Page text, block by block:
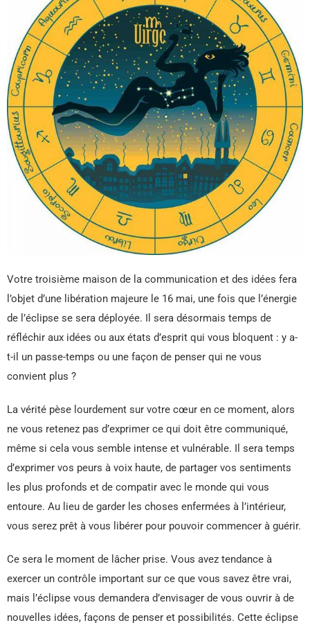
Votre troisième maison de la communication et des idées fera
l’objet d’une libération majeure le 16 mai, une fois que l’énergie
de l’éclipse se sera déployée. Il sera désormais temps de
réfléchir aux idées ou aux états d’esprit qui vous bloquent : y a-
t-il un passe-temps ou une façon de penser qui ne vous
convient plus ?
La vérité pèse lourdement sur votre cœur en ce moment, alors
ne vous retenez pas d’exprimer ce qui doit être communiqué,
même si cela vous semble intense et vulnérable. Il sera temps
d’exprimer vos peurs à voix haute, de partager vos sentiments
les plus profonds et de compatir avec le monde qui vous
entoure. Au lieu de garder les choses enfermées à l’intérieur,
vous serez prêt à vous libérer pour pouvoir commencer à guérir.
Ce sera le moment de lâcher prise. Vous avez tendance à
exercer un contrôle important sur ce que vous savez être vrai,
mais l’éclipse vous demandera d’envisager de vous ouvrir à de
nouvelles idées, façons de penser et possibilités. Cette éclipse